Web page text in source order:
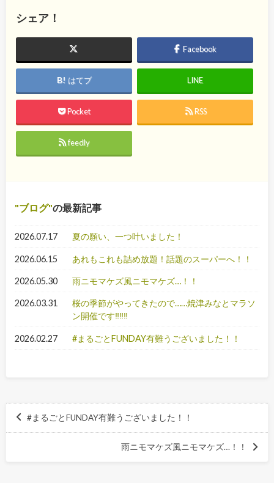
シェア！
Facebook
はてブ LINE
Pocket RSS
feedly
ブログ の最新記事
2026.07.17 夏の願い、一つ叶いました！
2026.06.15 あれもこれも詰め放題！話題のスーパーへ！！
2026.05.30 雨ニモマケズ風ニモマケズ…！！
2026.03.31
桜の季節がやってきたので……焼津みなとマラソ
ン開催です‼‼‼
2026.02.27 #まるごとFUNDAY有難うございました！！
#まるごとFUNDAY有難うございました！！
雨ニモマケズ風ニモマケズ…！！